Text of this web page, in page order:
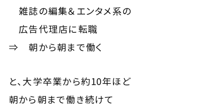
雑誌の編集＆エンタメ系の
広告代理店に転職
⇒ 朝から朝まで働く
と、大学卒業から約10年ほど
朝から朝まで働き続けて